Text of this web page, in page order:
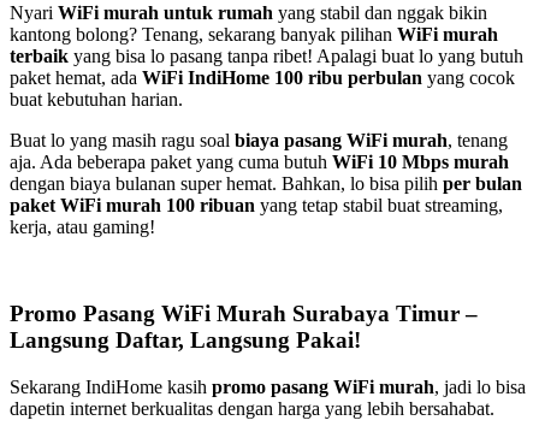
Nyari WiFi murah untuk rumah yang stabil dan nggak bikin
kantong bolong? Tenang, sekarang banyak pilihan WiFi murah
terbaik yang bisa lo pasang tanpa ribet! Apalagi buat lo yang butuh
paket hemat, ada WiFi IndiHome 100 ribu perbulan yang cocok
buat kebutuhan harian.
Buat lo yang masih ragu soal biaya pasang WiFi murah, tenang
aja. Ada beberapa paket yang cuma butuh WiFi 10 Mbps murah
dengan biaya bulanan super hemat. Bahkan, lo bisa pilih per bulan
paket WiFi murah 100 ribuan yang tetap stabil buat streaming,
kerja, atau gaming!
Promo Pasang WiFi Murah Surabaya Timur –
Langsung Daftar, Langsung Pakai!
Sekarang IndiHome kasih promo pasang WiFi murah, jadi lo bisa
dapetin internet berkualitas dengan harga yang lebih bersahabat.